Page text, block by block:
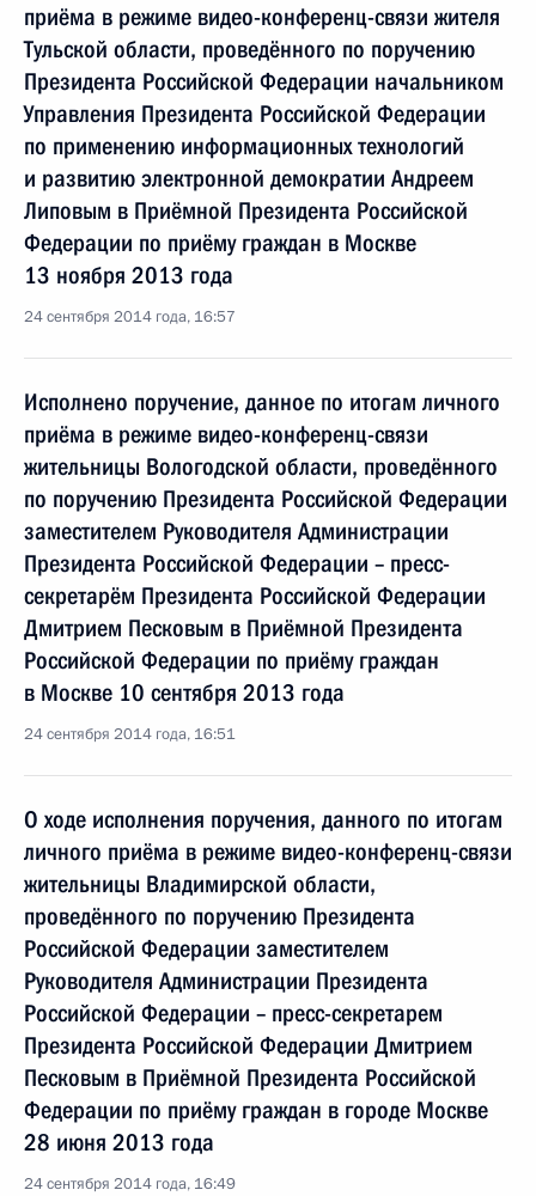
приёма в режиме видео-конференц-связи жителя
Тульской области, проведённого по поручению
Президента Российской Федерации начальником
Управления Президента Российской Федерации
по применению информационных технологий
и развитию электронной демократии Андреем
Липовым в Приёмной Президента Российской
Федерации по приёму граждан в Москве
13 ноября 2013 года
24 сентября 2014 года, 16:57
Исполнено поручение, данное по итогам личного
приёма в режиме видео-конференц-связи
жительницы Вологодской области, проведённого
по поручению Президента Российской Федерации
заместителем Руководителя Администрации
Президента Российской Федерации – пресс-
секретарём Президента Российской Федерации
Дмитрием Песковым в Приёмной Президента
Российской Федерации по приёму граждан
в Москве 10 сентября 2013 года
24 сентября 2014 года, 16:51
О ходе исполнения поручения, данного по итогам
личного приёма в режиме видео-конференц-связи
жительницы Владимирской области,
проведённого по поручению Президента
Российской Федерации заместителем
Руководителя Администрации Президента
Российской Федерации – пресс-секретарем
Президента Российской Федерации Дмитрием
Песковым в Приёмной Президента Российской
Федерации по приёму граждан в городе Москве
28 июня 2013 года
24 сентября 2014 года, 16:49